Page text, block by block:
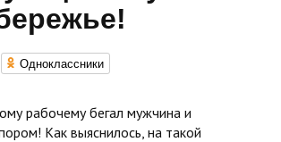
Одноклассники
рабочему бегал мужчина и
Как выяснилось, на такой